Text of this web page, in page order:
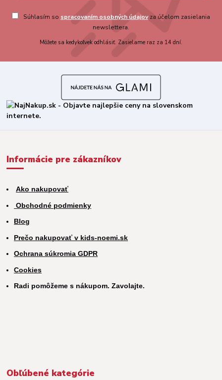
Súhlasím so spracovaním osobných údajovza účelom zasielania
newslettera.
Môžete sa kedykoľvek odhlásiť. Zasielame raz za 14 dní.
Informácie pre zákazníkov
Ako nakupovať
Obchodné podmienky
Blog
Prečo nakupovať v kids-noemi.sk
Ochrana súkromia GDPR
Cookies
Radi pomôžeme s nákupom. Zavolajte.
Obľúbené kategórie